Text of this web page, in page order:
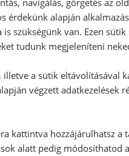
Tálalásig
Díszítés:
Tálalás előtt
navigálás, görgetés az
érdekünk alapján
szükségünk van. Ezen
tudunk megjeleníteni
illetve a sütik eltávolításával
végzett adatkezelések
kattintva hozzájárulhatsz a
alatt pedig módosíthatod